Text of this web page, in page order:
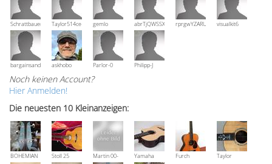
Schrattbauer Taylor514ce gemlo abrTjQWSSXuVznPolErprgwYZARUTZQyCWESpD
visualkit6
bargainsandmoreaskhobo Parlor-0 Philipp-J
Noch keinen Account?
Hier Anmelden!
Die neuesten 10 Kleinanzeigen:
BOHEMIAN
Stoll 25
Martin 00-
Yamaha
Furch
Taylor